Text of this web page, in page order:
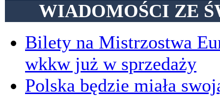
WIADOMOŚCI ZE
Bilety na Mistrzostwa
wkkw już w sprzedaży
Polska będzie miała